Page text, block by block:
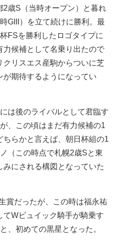
歳S（当時オープン）と暮れ
GIII）を立て続けに勝利。最
FSを勝利したロゴタイプに
候補として名乗り出たので
クリスエス産駒からついに芝
期待するようになってい
は後のライバルとして君臨す
、この頃はまだ有力候補の1
らかと言えば、朝日杯組の1
（この時点で札幌2歳Sと東
にされる構図となっていた
賞だったが、この時は福永祐
Wビュイック騎手が騎乗す
、初めての黒星となった。